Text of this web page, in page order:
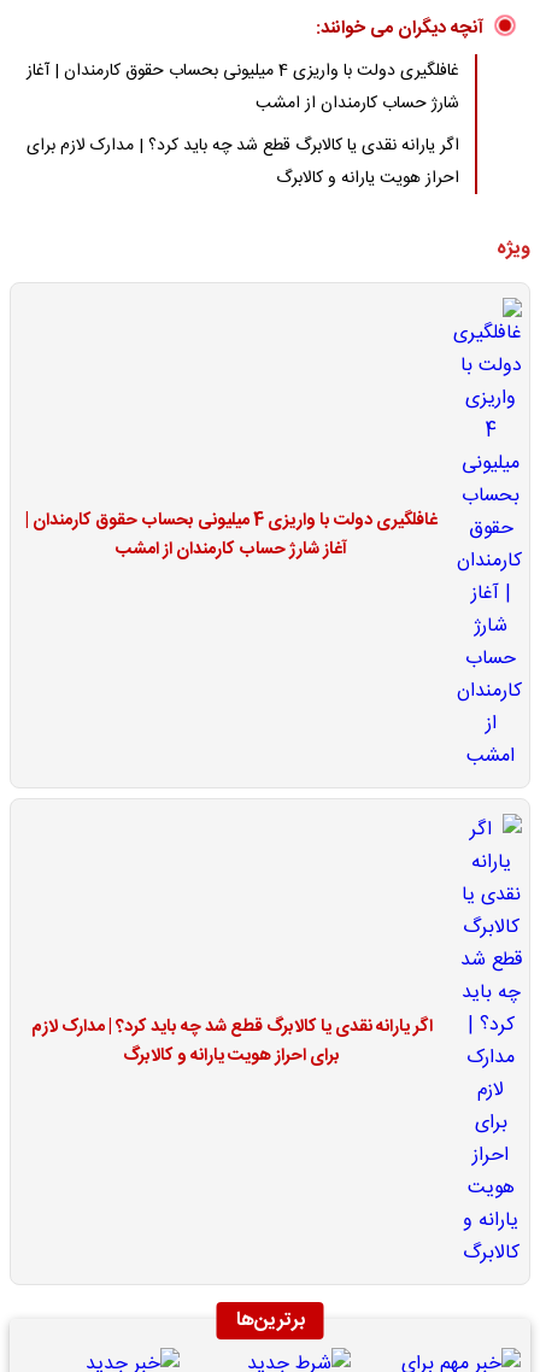
آنچه دیگران می خوانند:
غافلگیری دولت با واریزی 4 میلیونی بحساب حقوق کارمندان | آغاز
شارژ حساب کارمندان از امشب
اگر یارانه نقدی یا کالابرگ قطع شد چه باید کرد؟ | مدارک لازم برای
احراز هویت یارانه و کالابرگ
ویژه
غافلگیری دولت با واریزی 4 میلیونی بحساب حقوق کارمندان |
آغاز شارژ حساب کارمندان از امشب
اگر یارانه نقدی یا کالابرگ قطع شد چه باید کرد؟ | مدارک لازم
برای احراز هویت یارانه و کالابرگ
برترین‌ها